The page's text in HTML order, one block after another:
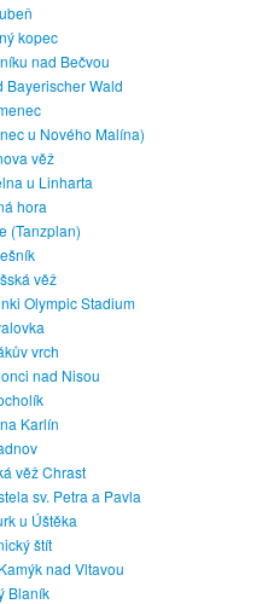
kopec
nad Bečvou
Bayerischer Wald
u Nového Malína)
věž
u Linharta
hora
(Tanzplan)
věž
Olympic Stadium
vrch
nad Nisou
Karlín
věž Chrast
sv. Petra a Pavla
u Úštěka
štít
nad Vltavou
Blaník